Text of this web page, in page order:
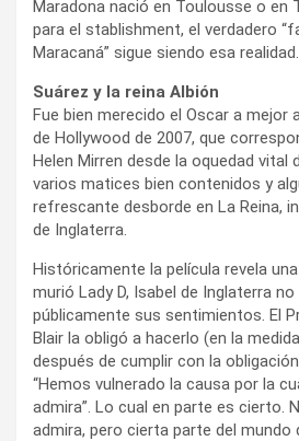
Maradona nació en Toulousse o en
para el stablishment, el verdadero
Maracaná” sigue siendo esa realidad.
Suárez y la reina Albión
Fue bien merecido el Oscar a mejor
de Hollywood de 2007, que
Helen Mirren desde la oquedad vital
varios matices bien contenidos y
refrescante desborde en La Reina,
de Inglaterra.
Históricamente la película revela
murió Lady D, Isabel de Inglaterra
públicamente sus sentimientos. El
Blair la obligó a hacerlo (en la
después de cumplir con la
“Hemos vulnerado la causa por la
admira”. Lo cual en parte es cierto.
admira, pero cierta parte del mundo